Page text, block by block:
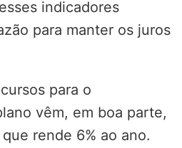
indicadores
para manter os juros
para o
vêm, em boa parte,
rende 6% ao ano.